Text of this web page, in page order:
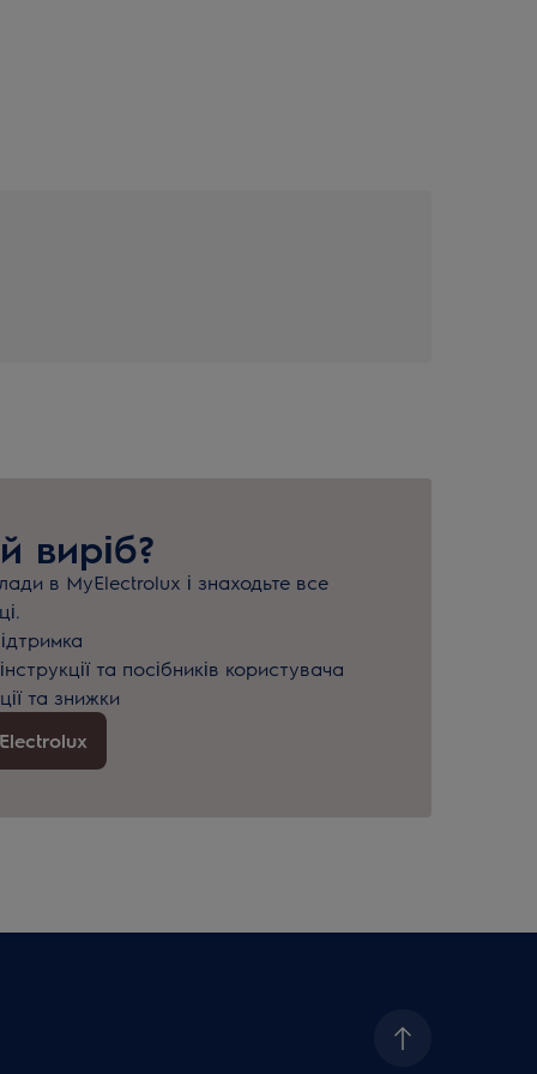
виріб?
в MyElectrolux і знаходьте все
та посібників користувача
та знижки